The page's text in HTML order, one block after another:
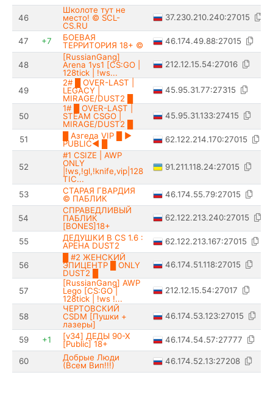
46
Школоте тут не
место! © SCL-
CS.RU
37.230.210.240:27015
47 +7
БОЕВАЯ
ТЕРРИТОРИЯ 18+ ©
46.174.49.88:27015
48
[RussianGang]
Arena 1vs1 [CS:GO |
128tick | !ws...
212.12.15.54:27016
49
2# █ OVER-LAST |
LEGACY |
MIRAGE/DUST2 █
45.95.31.77:27315
50
1# █ OVER-LAST |
STEAM CSGO |
MIRAGE/DUST2 █
45.95.31.133:27415
51
█ Азгеда VIP █ ►
PUBLIC◄ █
62.122.214.170:27015
52
#1 CSIZE | AWP
ONLY
|!ws,!gl,!knife,vip|128
TIC...
91.211.118.24:27015
53
СТАРАЯ ГВАРДИЯ
© ПАБЛИК
46.174.55.79:27015
54
СПРАВЕДЛИВЫЙ
ПАБЛИК
[BONES]18+
62.122.213.240:27015
55
ДЕДУШКИ В CS 1.6 :
АРЕНА DUST2
62.122.213.167:27015
56
█ #2 ЖЕНСКИЙ
ЭПИЦЕНТР █ ONLY
DUST2 █
46.174.51.118:27015
57
[RussianGang] AWP
Lego [CS:GO |
128tick | !ws !...
212.12.15.54:27017
58
ЧЕРТОВСКИЙ
CSDM [Пушки +
лазеры]
46.174.53.123:27015
59 +1
[v34] ДЕДЫ 90-Х
[Public] 18+
46.174.54.57:27777
60
Добрые Люди
(Всем Вип!!!)
46.174.52.13:27208